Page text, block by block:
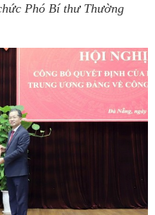
Phó Bí thư Thường